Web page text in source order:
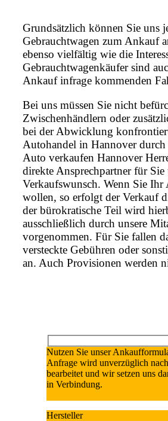
Grundsätzlich können Sie uns
Gebrauchtwagen zum Ankauf
ebenso vielfältig wie die
Gebrauchtwagenkäufer sind
Ankauf infrage kommenden
Bei uns müssen Sie nicht
Zwischenhändlern oder
bei der Abwicklung
Autohandel in Hannover durch
Auto verkaufen Hannover
direkte Ansprechpartner für
Verkaufswunsch. Wenn Sie Ihr
wollen, so erfolgt der Verkauf
der bürokratische Teil wird
ausschließlich durch unsere
vorgenommen. Für Sie fallen
versteckte Gebühren oder
an. Auch Provisionen werden
Nutzen Sie unser
Anfrage wird unverzüglich
bearbeitet und wir setzen uns
in Verbindung.
Hersteller